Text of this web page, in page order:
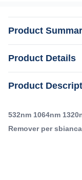
Product
per la macchina
macchina, fa' che
Product Details
Evidenziare:
Product
532nm 1064nm
Remover per